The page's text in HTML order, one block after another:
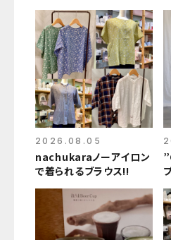
2026.08.05
nachukaraノーアイロン
で着られるブラウス‼